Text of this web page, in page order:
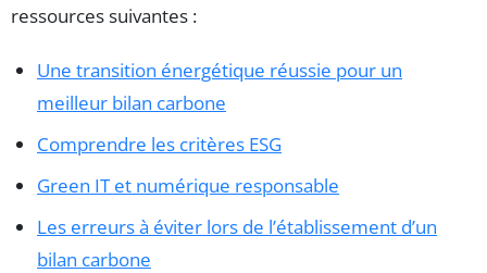
ressources suivantes :
Une transition énergétique réussie pour un
meilleur bilan carbone
Comprendre les critères ESG
Green IT et numérique responsable
Les erreurs à éviter lors de l’établissement d’un
bilan carbone